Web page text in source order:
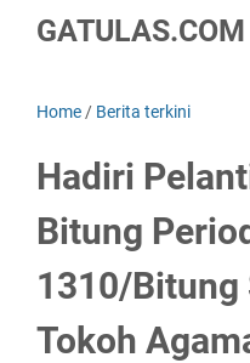
GATULAS.COM
Home / Berita terkini
Hadiri
Bitung
1310/Bitung
Tokoh